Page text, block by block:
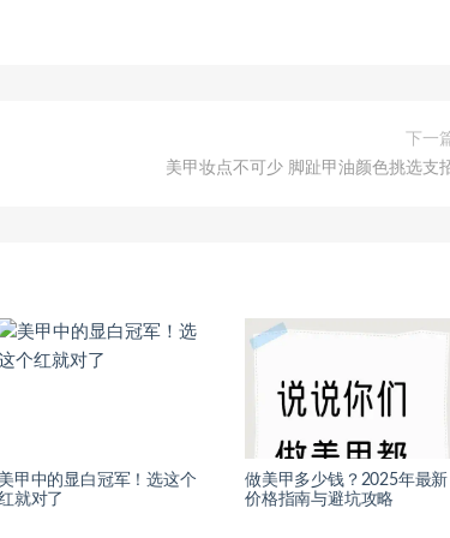
下一
美甲妆点不可少 脚趾甲油颜色挑选支
美甲中的显白冠军！选这个
就对了
做美甲多少钱？2025年最新
价格指南与避坑攻略